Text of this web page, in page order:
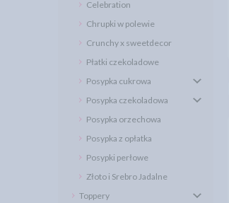
Celebration
Chrupki w polewie
Crunchy x sweetdecor
Płatki czekoladowe
Posypka cukrowa
Posypka czekoladowa
Posypka orzechowa
Posypka z opłatka
Posypki perłowe
Złoto i Srebro Jadalne
Toppery